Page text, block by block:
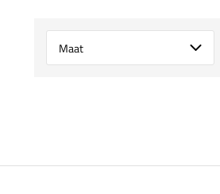
Select {option} for {name}